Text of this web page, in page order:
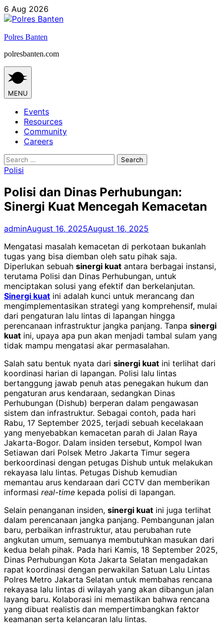
Skip
to
6 Aug 2026
Polres Banten
polresbanten.com
MENU
Events
Resources
Community
Careers
Search
for:
Polisi
Polisi dan Dinas Perhubungan:
Sinergi Kuat Mencegah Kemacetan
adminAugust 16, 2025August 16, 2025
Mengatasi masalah kemacetan di perkotaan bukanlah
tugas yang bisa diemban oleh satu pihak saja.
Diperlukan sebuah sinergi kuat antara berbagai instansi,
terutama Polisi dan Dinas Perhubungan, untuk
menciptakan solusi yang efektif dan berkelanjutan.
Sinergi kuat ini adalah kunci untuk merancang dan
mengimplementasikan strategi yang komprehensif, mulai
dari pengaturan lalu lintas di lapangan hingga
perencanaan infrastruktur jangka panjang. Tanpa sinergi
kuat ini, upaya apa pun akan menjadi tambal sulam yang
tidak mampu mengatasi akar permasalahan.
Salah satu bentuk nyata dari sinergi kuat ini terlihat dari
koordinasi harian di lapangan. Polisi lalu lintas
bertanggung jawab penuh atas penegakan hukum dan
pengaturan arus kendaraan, sedangkan Dinas
Perhubungan (Dishub) berperan dalam pengawasan
sistem dan infrastruktur. Sebagai contoh, pada hari
Rabu, 17 September 2025, terjadi sebuah kecelakaan
yang menyebabkan kemacetan parah di Jalan Raya
Jakarta-Bogor. Dalam insiden tersebut, Kompol Iwan
Setiawan dari Polsek Metro Jakarta Timur segera
berkoordinasi dengan petugas Dishub untuk melakukan
rekayasa lalu lintas. Petugas Dishub kemudian
memantau arus kendaraan dari CCTV dan memberikan
informasi real-time kepada polisi di lapangan.
Selain penanganan insiden, sinergi kuat ini juga terlihat
dalam perencanaan jangka panjang. Pembangunan jalan
baru, perbaikan infrastruktur, atau perubahan rute
angkutan umum, semuanya membutuhkan masukan dari
kedua belah pihak. Pada hari Kamis, 18 September 2025,
Dinas Perhubungan Kota Jakarta Selatan mengadakan
rapat koordinasi dengan perwakilan Satuan Lalu Lintas
Polres Metro Jakarta Selatan untuk membahas rencana
rekayasa lalu lintas di wilayah yang akan dibangun jalan
layang baru. Kolaborasi ini memastikan bahwa rencana
yang dibuat realistis dan mempertimbangkan faktor
keamanan serta kelancaran lalu lintas.